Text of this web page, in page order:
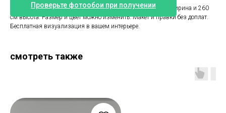
Проверьте фотообои при получении
Фотообои бежевый мрамор. Стандартный размер 250 см ширина и 260
см высота. Размер и цвет можно изменить. Макет и правки без доплат.
Бесплатная визуализация в вашем интерьере.
смотреть также